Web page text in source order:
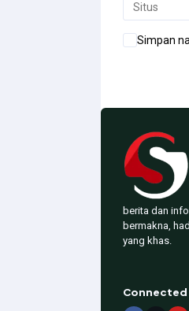
Simpan
berita dan
bermakna,
yang khas.
Connected